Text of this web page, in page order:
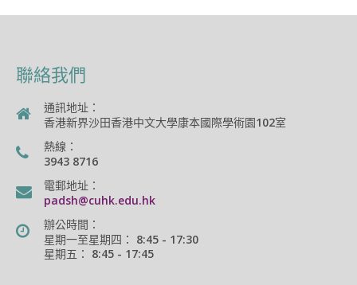
聯絡我們
通訊地址：
香港新界沙田香港中文大學康本國際學術園102室
熱線：
3943 8716
電郵地址：
padsh@cuhk.edu.hk
辦公時間：
星期一至星期四： 8:45 - 17:30
星期五： 8:45 - 17:45